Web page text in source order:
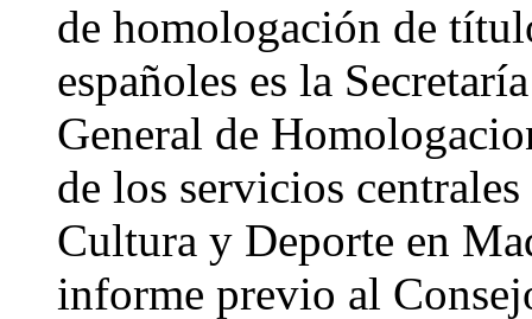
de homologación de
españoles es la
General de
de los servicios
Cultura y Deporte en
informe previo al